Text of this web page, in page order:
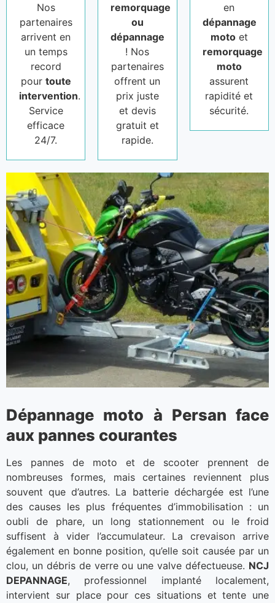
Nos
partenaires
arrivent en
un temps
record
pour toute
intervention.
Service
efficace
24/7.
remorquage
ou
dépannage
! Nos
partenaires
offrent un
prix juste
et devis
gratuit et
rapide.
en
dépannage
motoet
remorquage
moto
assurent
rapidité et
sécurité.
Dépannage moto à Persan face
aux pannes courantes
Les pannes de moto et de scooter prennent de
nombreuses formes, mais certaines reviennent plus
souvent que d’autres. La batterie déchargée est l’une
des causes les plus fréquentes d’immobilisation : un
oubli de phare, un long stationnement ou le froid
suffisent à vider l’accumulateur. La crevaison arrive
également en bonne position, qu’elle soit causée par un
clou, un débris de verre ou une valve défectueuse. NCJ
DEPANNAGE, professionnel implanté localement,
intervient sur place pour ces situations et tente une